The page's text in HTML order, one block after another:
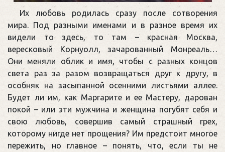
Их любовь родилась сразу после сотворения
мира. Под разными именами и в разное время их
видели то здесь, то там – красная Москва,
вересковый Корнуолл, зачарованный Монреаль…
Они меняли облик и имя, чтобы с разных концов
света раз за разом возвращаться друг к другу, в
особняк на засыпанной осенними листьями аллее.
Будет ли им, как Маргарите и ее Мастеру, дарован
покой – или эти мужчина и женщина погубят себя и
свою любовь, совершив самый страшный грех,
которому нигде нет прощения? Им предстоит многое
пережить, но главное – понять, что, если ты не